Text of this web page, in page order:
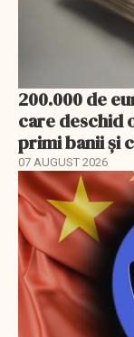
200.000 de
care deschid
primi banii și
07 AUGUST 2026